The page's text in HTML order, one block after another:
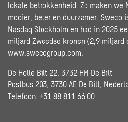
lokale betrokkenheid. Zo maken we
mooier, beter en duurzamer. Sweco
Nasdaq Stockholm en had in 2025
miljard Zweedse kronen (2,9 miljard
www.swecogroup.com
De Holle Bilt 22, 3732 HM De Bilt
Postbus 203, 3730 AE De Bilt,
Telefoon: +31 88 811 66 00